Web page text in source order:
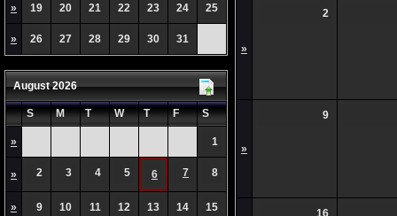
» 19 20 21 22 23 24 25
» 26 27 28 29 30 31
August 2026
S M T W T F S
» 1
» 2 3 4 5 6 7 8
» 9 10 11 12 13 14 15
»
2
»
9
16